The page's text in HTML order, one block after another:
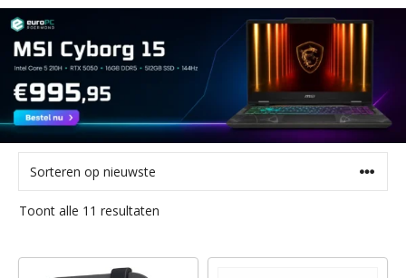
Toont alle 11 resultaten